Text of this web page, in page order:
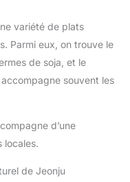
variété de plats
Parmi eux, on trouve le
de soja, et le
souvent les
d’une
locales.
de Jeonju